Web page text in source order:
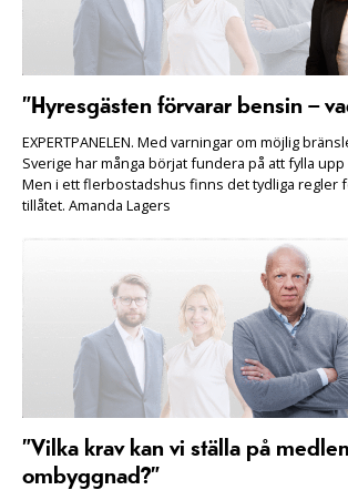
”Hyresgästen förvarar bensin –
EXPERTPANELEN. Med varningar om möjlig
Sverige har många börjat fundera på att fylla
Men i ett flerbostadshus finns det tydliga regler
tillåtet. Amanda Lagers
”Vilka krav kan vi ställa på
ombyggnad?”